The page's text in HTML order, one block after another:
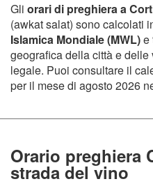
Gli orari di preghiera a
(awkat salat) sono calcolati
Islamica Mondiale (MWL)e
geografica della città e
legale. Puoi consultare il
per il mese di agosto 2026
Orario preghiera
strada del vino